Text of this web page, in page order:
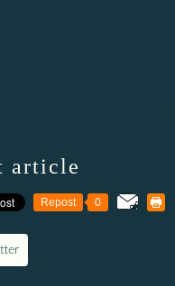
article
Repost 0